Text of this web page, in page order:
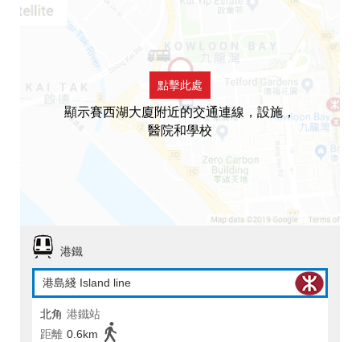
點擊此處
顯示賽西湖大廈附近的交通連線，設施，
醫院和學校
港鐵
港島綫 Island line
北角 港鐵站
距離 0.6km